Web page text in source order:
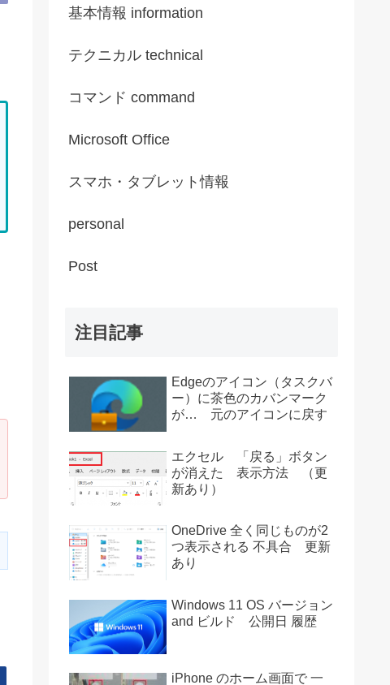
基本情報 information
テクニカル technical
コマンド command
Microsoft Office
スマホ・タブレット情報
personal
Post
注目記事
Edgeのアイコン（タスクバ
ー）に茶色のカバンマーク
が… 元のアイコンに戻す
エクセル 「戻る」ボタン
が消えた 表示方法 （更
新あり）
OneDrive 全く同じものが2
つ表示される 不具合 更新
あり
Windows 11 OS バージョン
and ビルド 公開日 履歴
iPhone のホーム画面で 一